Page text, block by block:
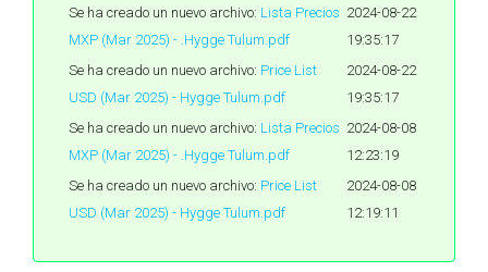
Se ha creado un nuevo archivo: Lista Precios
MXP (Mar 2025) - .Hygge Tulum.pdf
2024-08-22
19:35:17
Se ha creado un nuevo archivo: Price List
USD (Mar 2025) - Hygge Tulum.pdf
2024-08-22
19:35:17
Se ha creado un nuevo archivo: Lista Precios
MXP (Mar 2025) - .Hygge Tulum.pdf
2024-08-08
12:23:19
Se ha creado un nuevo archivo: Price List
USD (Mar 2025) - Hygge Tulum.pdf
2024-08-08
12:19:11